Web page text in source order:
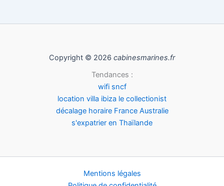
Copyright © 2026 cabinesmarines.fr
Tendances :
wifi sncf
location villa ibiza le collectionist
décalage horaire France Australie
s'expatrier en Thaïlande
Mentions légales